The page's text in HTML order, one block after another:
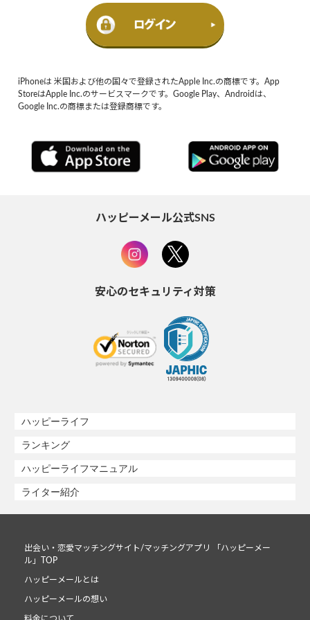
iPhoneは 米国および他の国々で登録されたApple Inc.の商標です。App
StoreはApple Inc.のサービスマークです。Google Play、Androidは、
Google Inc.の商標または登録商標です。
ハッピーメール公式SNS
安心のセキュリティ対策
ハッピーライフ
ランキング
ハッピーライフマニュアル
ライター紹介
出会い・恋愛マッチングサイト/マッチングアプリ 「ハッピーメー
ル」TOP
ハッピーメールとは
ハッピーメールの想い
料金について